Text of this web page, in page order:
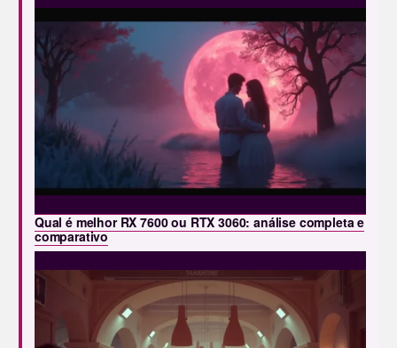
Qual é melhor RX 7600 ou RTX 3060: análise completa e
comparativo